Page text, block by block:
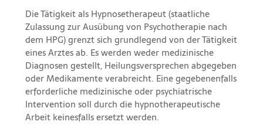
Die Tätigkeit als Hypnosetherapeut (staatliche
Zulassung zur Ausübung von Psychotherapie nach
dem HPG) grenzt sich grundlegend von der Tätigkeit
eines Arztes ab. Es werden weder medizinische
Diagnosen gestellt, Heilungsversprechen abgegeben
oder Medikamente verabreicht. Eine gegebenenfalls
erforderliche medizinische oder psychiatrische
Intervention soll durch die hypnotherapeutische
Arbeit keinesfalls ersetzt werden.